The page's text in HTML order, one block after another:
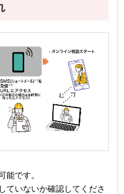
能です。
ていないか確認してくださ